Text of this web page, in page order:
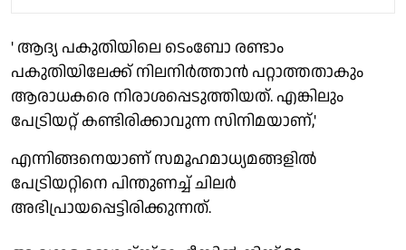
' ആദ്യ പകുതിയിലെ ടെംബോ രണ്ടാം
പകുതിയിലേക്ക് നിലനിർത്താൻ പറ്റാത്തതാകും
ആരാധകരെ നിരാശപ്പെടുത്തിയത്. എങ്കിലും
പേട്രിയറ്റ് കണ്ടിരിക്കാവുന്ന സിനിമയാണ്,'
എന്നിങ്ങനെയാണ് സമൂഹമാധ്യമങ്ങളിൽ
പേട്രിയറ്റിനെ പിന്തുണച്ച് ചിലർ
അഭിപ്രായപ്പെട്ടിരിക്കുന്നത്.